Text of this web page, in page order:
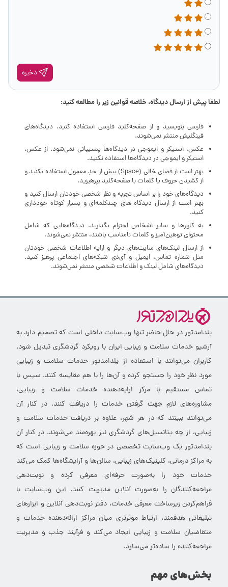
ذخیره
لطفا پیش از ارسال دیدگاه، خلاصه قوانین زیر را مطالعه کنید:
فارسی بنویسید و از صفحه‌کلید فارسی استفاده کنید. دیدگاه‌های
فینگلیش منتشر نمی‌شوند.
عکس، استیکر و ایموجی در دیدگاه‌ها پشتیبانی نمی‌شود. از عکس،
استیکر و ایموجی در دیدگاه‌ها استفاده نکنید.
بهتر است از فضای خالی (Space) بیش‌ از‌ حدِ معمول استفاده نکنید و
از کشیدن حروف یا کلمات با صفحه‌کلید بپرهیزید.
دیدگاه‌های خود را بر اساس تجربه و نظر شخصی خودتان ارسال کنید و
بهتر است از ارسال دیدگاه های چندکلمه‌‌ای و بسیار کوتاه خودداری
کنید.
به کاربرها و سایر اشخاص احترام بگذارید. دیدگاه‌هایی که شامل
محتوای توهین‌آمیز و کلمات نامناسب باشند، منتشر نمی‌شوند.
از ارسال لینک‌های سایت‌های دیگر و ارایه اطلاعات شخصی خودتان
مثل شماره تماس، ایمیل و آی‌دی شبکه‌های اجتماعی پرهیز کنید.
دیدگاه‌های شامل لینک و اطلاعات شخصی منتشر نمی‌شوند.
یلدامدتور در حال حاضر تنها وب‌سایت داخلی است که تصمیم دارد به
آرشیو خدمات سلامت و زیبایی ایران با رویکرد گردشگری تبدیل شود.
کاربران می‌توانند با استفاده از یلدامدتور خدمات سلامت و زیبایی
مورد نظر خود را جستجو کرده و آن‌ها را با هم مقایسه کنند. سپس با
تماس مستقیم با مرکز ارایه‌دهنده خدمات سلامت و زیبایی،
مشاوره‌های لازم جهت گرفتن خدمات را دریافت کنند. در کنار آن
می‌توانند ببینند که در هر شهر، علاوه بر دریافت خدمات سلامت و
زیبایی، از چه پتانسیل‌های گردشگری نیز بهره‌مند می‌شوند. در کنار آن
یلدامدتور یک وب‌سایت تخصصی در حوزه سلامت و زیبایی است که
به مراکز درمانی، کلینیک‌های زیبایی، سالن‌ها و آرایشگاه‌ها کمک می‌کند
خدمات خود را به‌صورت حرفه‌ای معرفی کرده و نوبت‌دهی
مراجعه‌کنندگان را به‌صورت آنلاین مدیریت کنند. این وب‌سایت با
فراهم‌کردن زیرساخت معرفی خدمات، دفتر نوبت‌دهی آنلاین و ابزارهای
تبلیغاتی هدفمند، ارتباط موثرتری میان مراکز ارائه‌دهنده خدمات و
متقاضیان سلامت و زیبایی ایجاد می‌کند و فرآیند جذب و مدیریت
مراجعه‌کننده را ساده‌تر می‌سازد.
بخش‌های مهم